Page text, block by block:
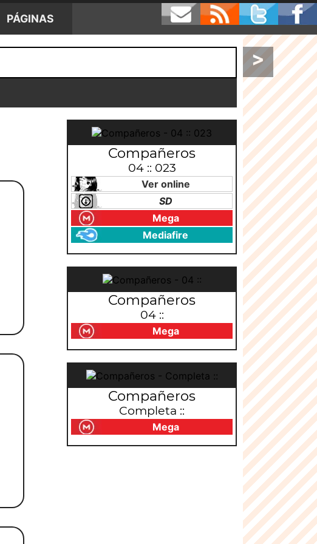
PÁGINAS
>
Compañeros
04 :: 023
Ver online
SD
Mega
Mediafire
Compañeros
04 ::
Mega
Compañeros
Completa ::
Mega